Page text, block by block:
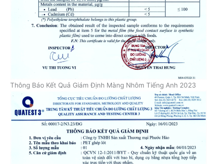
Thông Báo Kết Quả Giám Định Màng Nhôm Tiếng Anh 2023